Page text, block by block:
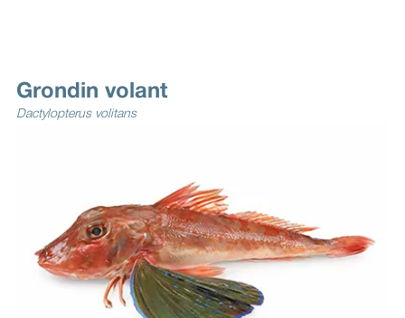
Grondin volant
Dactylopterus volitans